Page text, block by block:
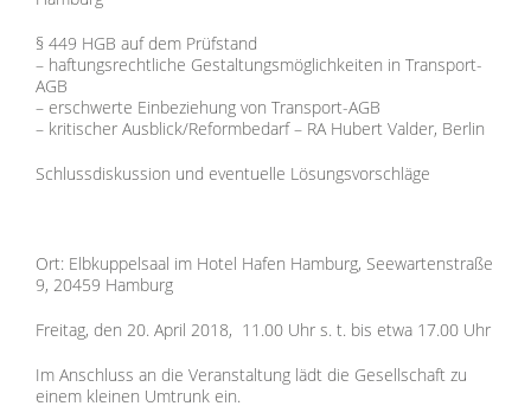
§ 449 HGB auf dem Prüfstand
– haftungsrechtliche Gestaltungsmöglichkeiten in Transport-
AGB
– erschwerte Einbeziehung von Transport-AGB
– kritischer Ausblick/Reformbedarf – RA Hubert Valder, Berlin
Schlussdiskussion und eventuelle Lösungsvorschläge
Ort: Elbkuppelsaal im Hotel Hafen Hamburg, Seewartenstraße
9, 20459 Hamburg
Freitag, den 20. April 2018, 11.00 Uhr s. t. bis etwa 17.00 Uhr
Im Anschluss an die Veranstaltung lädt die Gesellschaft zu
einem kleinen Umtrunk ein.